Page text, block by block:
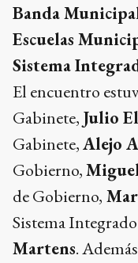
Banda
Escuelas
Sistema
El encuentro
Gabinete, Julio
Gabinete,Alejo
Gobierno,
de Gobierno,
Sistema
Martens.